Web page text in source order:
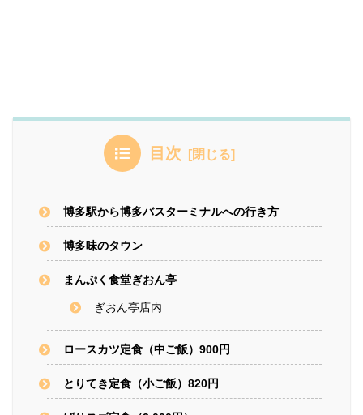
目次
博多駅から博多バスターミナルへの行き方
博多味のタウン
まんぷく食堂ぎおん亭
ぎおん亭店内
ロースカツ定食（中ご飯）900円
とりてき定食（小ご飯）820円